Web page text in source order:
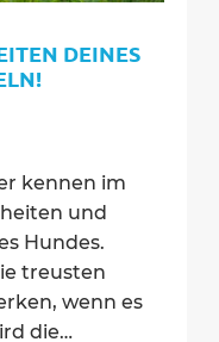
DEINES
kennen im
und
Hundes.
treusten
wenn es
die…